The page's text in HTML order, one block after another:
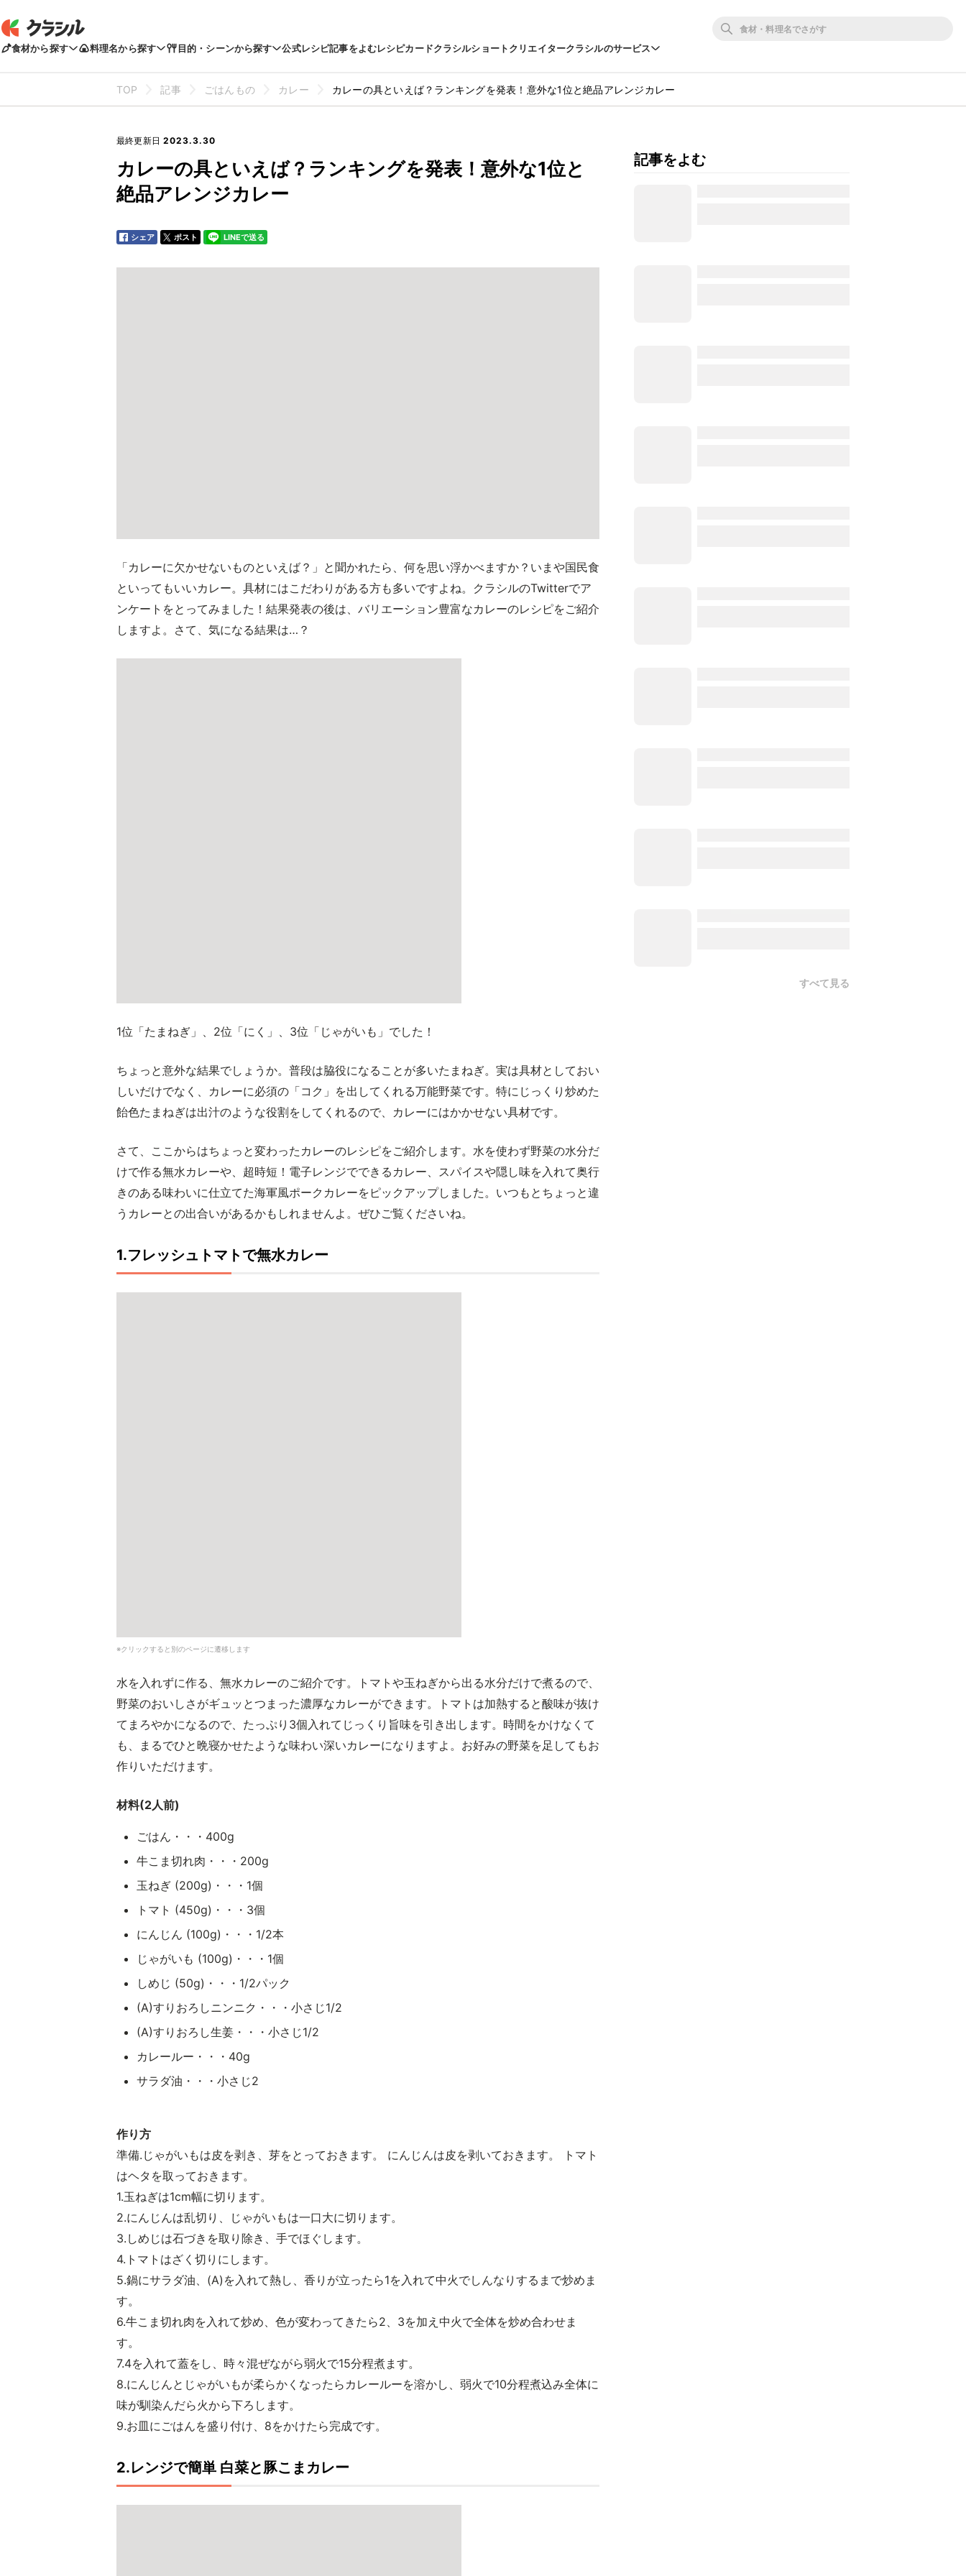
食材から探す 料理名から探す 目的・シーンから探す 公式レシピ記事をよむレシピカードクラシルショートクリエイタークラシルのサービス
TOP 記事 ごはんもの カレー カレーの具といえば？ランキングを発表！意外な1位と絶品アレンジカレー
最終更新日 2023.3.30
カレーの具といえば？ランキングを発表！意外な1位と
絶品アレンジカレー
シェア ポスト LINEで送る
「カレーに欠かせないものといえば？」と聞かれたら、何を思い浮かべますか？いまや国民食
といってもいいカレー。具材にはこだわりがある方も多いですよね。クラシルのTwitterでア
ンケートをとってみました！結果発表の後は、バリエーション豊富なカレーのレシピをご紹介
しますよ。さて、気になる結果は…？
1位「たまねぎ」、2位「にく」、3位「じゃがいも」でした！
ちょっと意外な結果でしょうか。普段は脇役になることが多いたまねぎ。実は具材としておい
しいだけでなく、カレーに必須の「コク」を出してくれる万能野菜です。特にじっくり炒めた
飴色たまねぎは出汁のような役割をしてくれるので、カレーにはかかせない具材です。
さて、ここからはちょっと変わったカレーのレシピをご紹介します。水を使わず野菜の水分だ
けで作る無水カレーや、超時短！電子レンジでできるカレー、スパイスや隠し味を入れて奥行
きのある味わいに仕立てた海軍風ポークカレーをピックアップしました。いつもとちょっと違
うカレーとの出合いがあるかもしれませんよ。ぜひご覧くださいね。
1.フレッシュトマトで無水カレー
※クリックすると別のページに遷移します
水を入れずに作る、無水カレーのご紹介です。トマトや玉ねぎから出る水分だけで煮るので、
野菜のおいしさがギュッとつまった濃厚なカレーができます。トマトは加熱すると酸味が抜け
てまろやかになるので、たっぷり3個入れてじっくり旨味を引き出します。時間をかけなくて
も、まるでひと晩寝かせたような味わい深いカレーになりますよ。お好みの野菜を足してもお
作りいただけます。
材料(2人前)
ごはん・・・400g
牛こま切れ肉・・・200g
玉ねぎ (200g)・・・1個
トマト (450g)・・・3個
にんじん (100g)・・・1/2本
じゃがいも (100g)・・・1個
しめじ (50g)・・・1/2パック
(A)すりおろしニンニク・・・小さじ1/2
(A)すりおろし生姜・・・小さじ1/2
カレールー・・・40g
サラダ油・・・小さじ2
作り方
準備.じゃがいもは皮を剥き、芽をとっておきます。 にんじんは皮を剥いておきます。 トマト
はヘタを取っておきます。
1.玉ねぎは1cm幅に切ります。
2.にんじんは乱切り、じゃがいもは一口大に切ります。
3.しめじは石づきを取り除き、手でほぐします。
4.トマトはざく切りにします。
5.鍋にサラダ油、(A)を入れて熱し、香りが立ったら1を入れて中火でしんなりするまで炒めま
す。
6.牛こま切れ肉を入れて炒め、色が変わってきたら2、3を加え中火で全体を炒め合わせま
す。
7.4を入れて蓋をし、時々混ぜながら弱火で15分程煮ます。
8.にんじんとじゃがいもが柔らかくなったらカレールーを溶かし、弱火で10分程煮込み全体に
味が馴染んだら火から下ろします。
9.お皿にごはんを盛り付け、8をかけたら完成です。
2.レンジで簡単 白菜と豚こまカレー
記事をよむ
すべて見る